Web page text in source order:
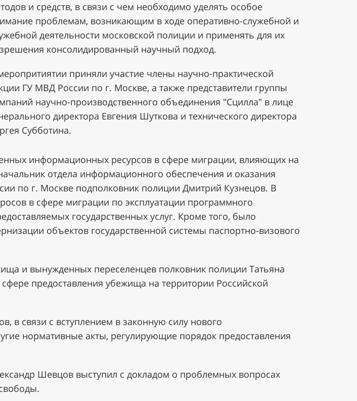
и средств, в связи с чем необходимо уделять особое
проблемам, возникающим в ходе оперативно-служебной и
деятельности московской полиции и применять для их
консолидированный научный подход.
приняли участие члены научно-практической
ГУ МВД России по г. Москве, а также представители группы
научно-производственного объединения "Сцилла" в лице
директора Евгения Шуткова и технического директора
Субботина.
информационных ресурсов в сфере миграции, влияющих на
отдела информационного обеспечения и оказания
по г. Москве подполковник полиции Дмитрий Кузнецов. В
в сфере миграции по эксплуатации программного
государственных услуг. Кроме того, было
объектов государственной системы паспортно-визового
и вынужденных переселенцев полковник полиции Татьяна
предоставления убежища на территории Российской
связи с вступлением в законную силу нового
нормативные акты, регулирующие порядок предоставления
Шевцов выступил с докладом о проблемных вопросах